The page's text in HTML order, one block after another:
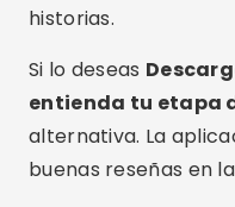
historias.
Si lo deseas
entienda tu etapa
alternativa. La
buenas reseñas en